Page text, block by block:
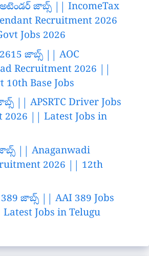
జాబ్స్ || IncomeTax
Recruitment 2026
Jobs 2026
జాబ్స్ || AOC
Recruitment 2026 ||
10th Base Jobs
|| APSRTC Driver Jobs
2026 || Latest Jobs in
|| Anaganwadi
2026 || 12th
జాబ్స్ || AAI 389 Jobs
Jobs in Telugu